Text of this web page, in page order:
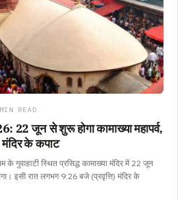
READ
22 जून से शुरू होगा कामाख्या महापर्व,
के कपाट
गुवाहाटी स्थित प्रसिद्ध कामाख्या मंदिर में 22 जून
इसी रात लगभग 9:26 बजे (प्रवृत्ति) मंदिर के